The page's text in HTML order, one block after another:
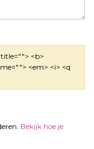
<b>
<em> <i> <q
Bekijk hoe je